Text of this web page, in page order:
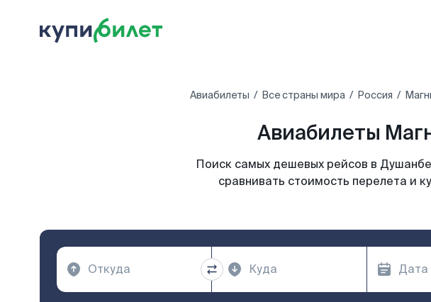
Авиабилеты Все страны мира Россия
Авиабилеты
Поиск самых дешевых рейсов в
сравнивать стоимость перелета и